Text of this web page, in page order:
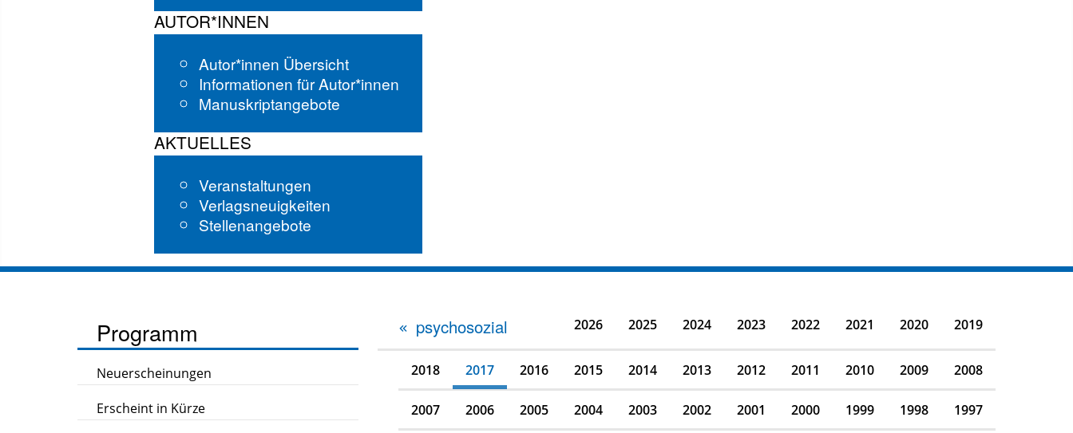
AUTOR*INNEN
Autor*innen Übersicht
Informationen für Autor*innen
Manuskriptangebote
AKTUELLES
Veranstaltungen
Verlagsneuigkeiten
Stellenangebote
Programm
Neuerscheinungen
Erscheint in Kürze
psychosozial 2026 2025 2024 2023 2022 2021 2020 2019
2018 2017 2016 2015 2014 2013 2012 2011 2010 2009 2008
2007 2006 2005 2004 2003 2002 2001 2000 1999 1998 1997